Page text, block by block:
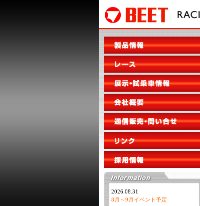
2026.08.31
8月～9月イベント予定